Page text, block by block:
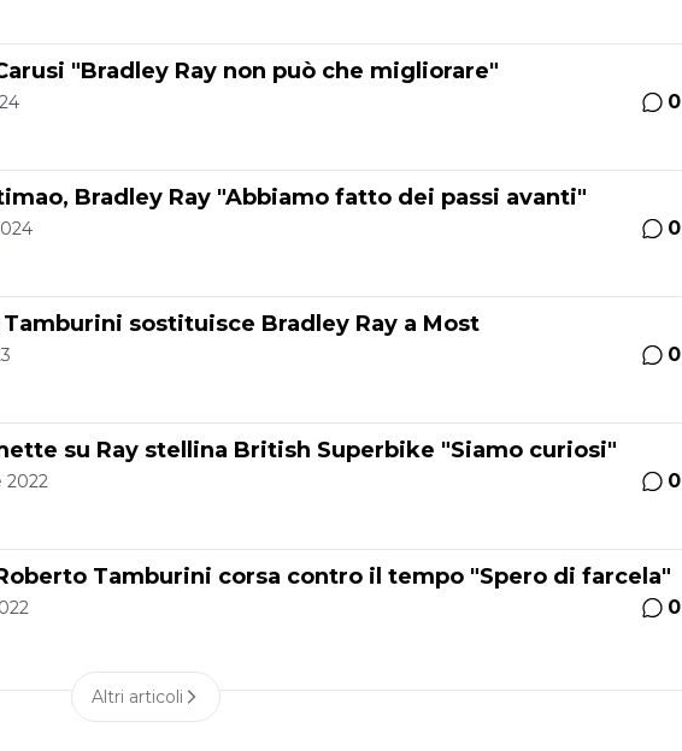
"Bradley Ray non può che migliorare"
0
Bradley Ray "Abbiamo fatto dei passi avanti"
0
sostituisce Bradley Ray a Most
0
su Ray stellina British Superbike "Siamo curiosi"
2022 0
Tamburini corsa contro il tempo "Spero di farcela"
0
Altri articoli